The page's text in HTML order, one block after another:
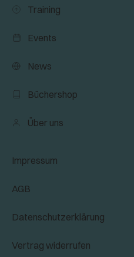
Training
Events
News
Büchershop
Über uns
Impressum
AGB
Datenschutzerklärung
Vertrag widerrufen